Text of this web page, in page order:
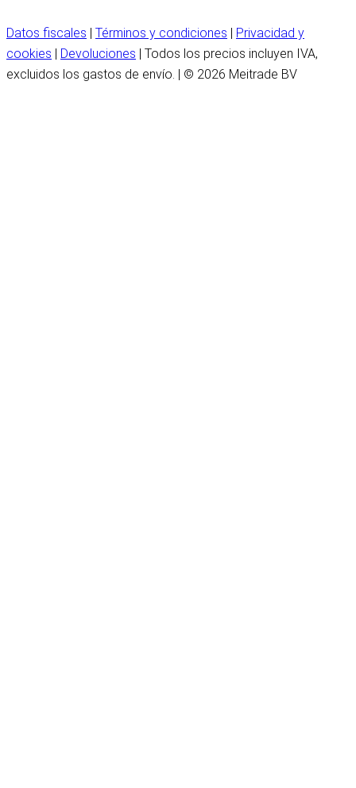
Datos fiscales Términos y condiciones
Privacidad y
cookies
Devoluciones | Todos los precios incluyen IVA,
excluidos los gastos de envío. | © 2026 Meitrade BV